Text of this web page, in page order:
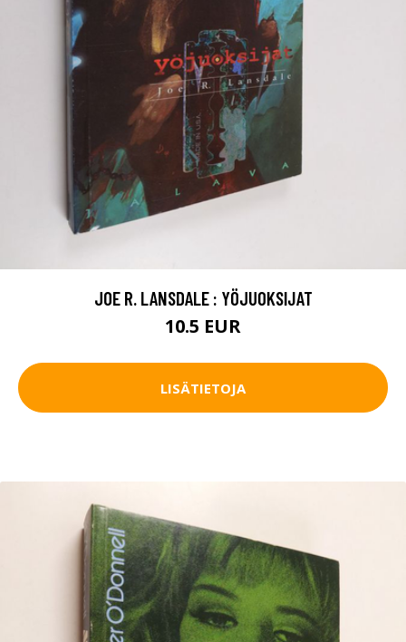
JOE R. LANSDALE : YÖJUOKSIJAT
10.5 EUR
LISÄTIETOJA